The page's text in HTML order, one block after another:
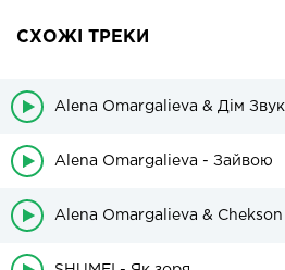
СХОЖІ ТРЕКИ
Alena Omargalieva - Зайвою